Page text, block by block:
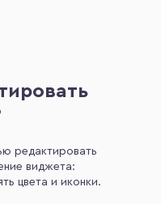
редактировать
виджета:
цвета и иконки.